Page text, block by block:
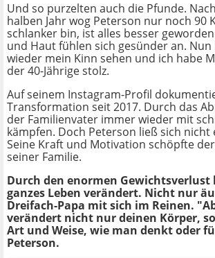
Und so purzelten auch die Pfunde.
halben Jahr wog Peterson nur noch 90
schlanker bin, ist alles besser
und Haut fühlen sich gesünder an. Nun
wieder mein Kinn sehen und ich habe
der 40-Jährige stolz.
Auf seinem Instagram-Profil
Transformation seit 2017. Durch das
der Familienvater immer wieder mit
kämpfen. Doch Peterson ließ sich
Seine Kraft und Motivation schöpfte
seiner Familie.
Durch den enormen Gewichtsverlust
ganzes Leben verändert. Nicht nur
Dreifach-Papa mit sich im Reinen.
verändert nicht nur deinen Körper,
Art und Weise, wie man denkt oder
Peterson.